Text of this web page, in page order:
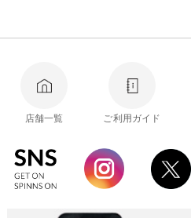
店舗一覧 ご利用ガイド